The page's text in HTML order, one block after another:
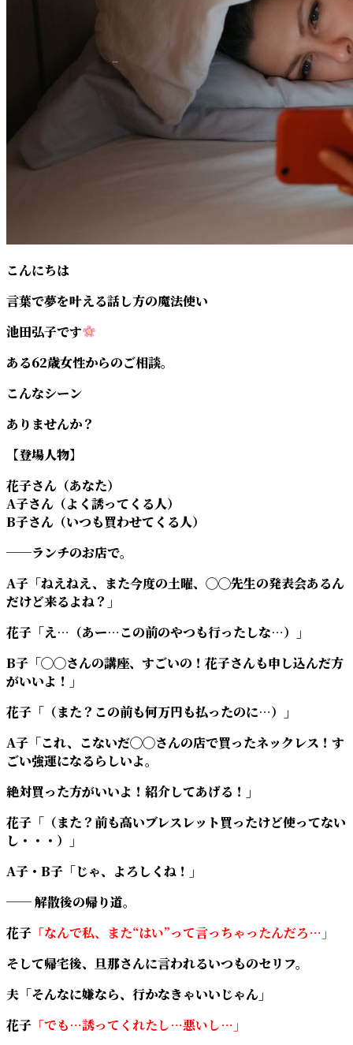
こんにちは
言葉で夢を叶える話し方の魔法使い
池田弘子です
ある62歳女性からのご相談。
こんなシーン
ありませんか？
【登場人物】
花子さん（あなた）
A子さん（よく誘ってくる人）
B子さん（いつも買わせてくる人）
──ランチのお店で。
A子「ねえねえ、また今度の土曜、◯◯先生の発表会あるん
だけど来るよね？」
花子「え…（あー…この前のやつも行ったしな…）」
B子「◯◯さんの講座、すごいの！花子さんも申し込んだ方
がいいよ！」
花子「（また？この前も何万円も払ったのに…）」
A子「これ、こないだ◯◯さんの店で買ったネックレス！す
ごい強運になるらしいよ。
絶対買った方がいいよ！紹介してあげる！」
花子「（また？前も高いブレスレット買ったけど使ってない
し・・・）」
A子・B子「じゃ、よろしくね！」
── 解散後の帰り道。
花子 「なんで私、また“はい”って言っちゃったんだろ…」
そして帰宅後、旦那さんに言われるいつものセリフ。
夫「そんなに嫌なら、行かなきゃいいじゃん」
花子 「でも…誘ってくれたし…悪いし…」